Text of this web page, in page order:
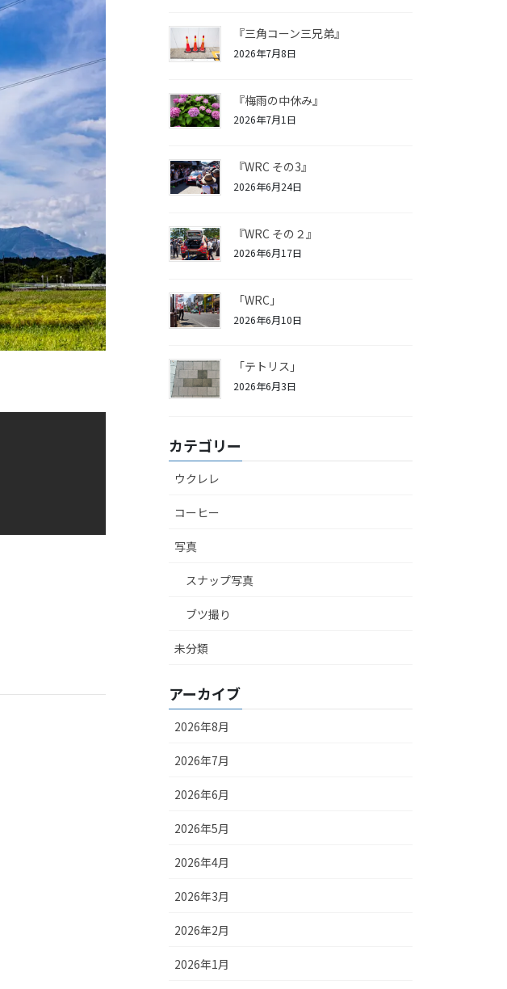
『三角コーン三兄弟』
2026年7月8日
『梅雨の中休み』
2026年7月1日
『WRC その3』
2026年6月24日
『WRC その２』
2026年6月17日
「WRC」
2026年6月10日
「テトリス」
2026年6月3日
カテゴリー
ウクレレ
コーヒー
写真
スナップ写真
ブツ撮り
未分類
アーカイブ
2026年8月
2026年7月
2026年6月
2026年5月
2026年4月
2026年3月
2026年2月
2026年1月